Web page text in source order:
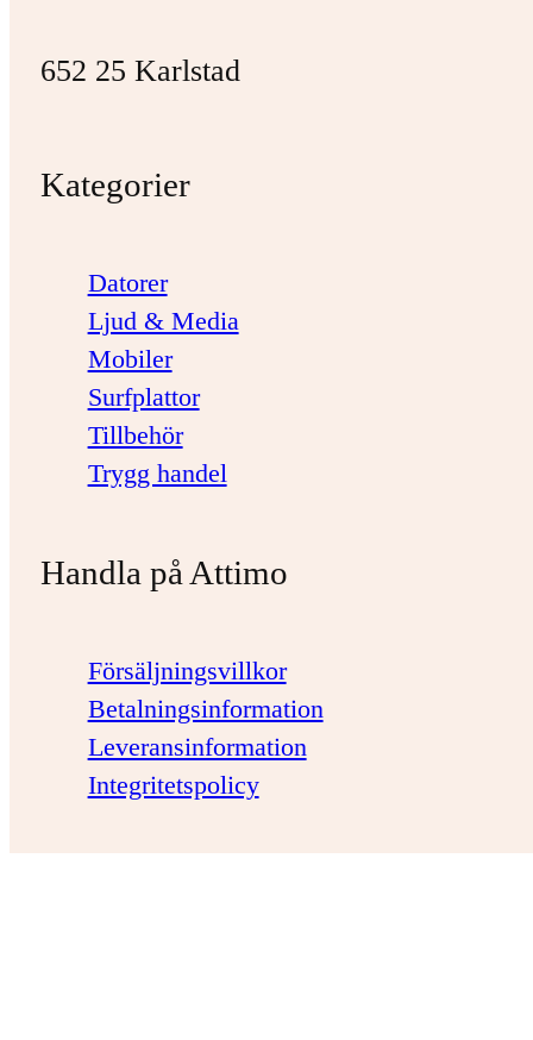
652 25 Karlstad
Kategorier
Datorer
Ljud & Media
Mobiler
Surfplattor
Tillbehör
Trygg handel
Handla på Attimo
Försäljningsvillkor
Betalningsinformation
Leveransinformation
Integritetspolicy